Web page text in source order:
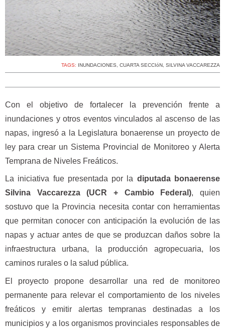
TAGS: INUNDACIONES, CUARTA SECCIóN, SILVINA VACCAREZZA
Con el objetivo de fortalecer la prevención frente a
inundaciones y otros eventos vinculados al ascenso de las
napas, ingresó a la Legislatura bonaerense un proyecto de
ley para crear un Sistema Provincial de Monitoreo y Alerta
Temprana de Niveles Freáticos.
La iniciativa fue presentada por la diputada bonaerense
Silvina Vaccarezza (UCR + Cambio Federal), quien
sostuvo que la Provincia necesita contar con herramientas
que permitan conocer con anticipación la evolución de las
napas y actuar antes de que se produzcan daños sobre la
infraestructura urbana, la producción agropecuaria, los
caminos rurales o la salud pública.
El proyecto propone desarrollar una red de monitoreo
permanente para relevar el comportamiento de los niveles
freáticos y emitir alertas tempranas destinadas a los
municipios y a los organismos provinciales responsables de